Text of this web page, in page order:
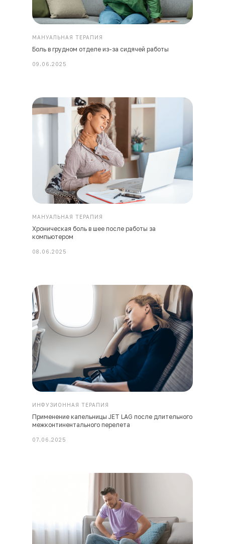
МАНУАЛЬНАЯ ТЕРАПИЯ
Боль в грудном отделе из-за сидячей работы
09.06.2025
МАНУАЛЬНАЯ ТЕРАПИЯ
Хроническая боль в шее после работы за
компьютером
08.06.2025
ИНФУЗИОННАЯ ТЕРАПИЯ
Применение капельницы JET LAG после длительного
межконтинентального перелета
07.06.2025